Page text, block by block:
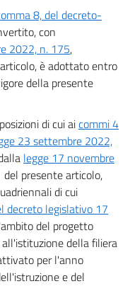
8, del decreto-
con
2022, n. 175,
è adottato entro
della presente
di cui aicommi 4
23 settembre 2022,
legge 17 novembre
presente articolo,
di cui
decreto legislativo 17
del progetto
della filiera
per l'anno
e del